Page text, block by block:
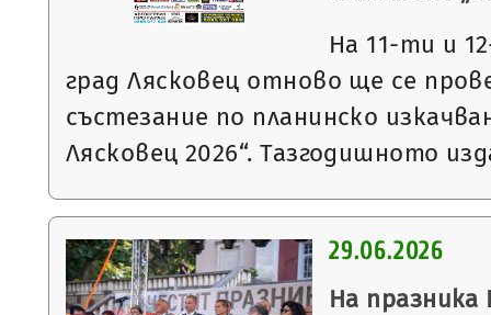
На 11-ти и
град Лясковец отново ще се
състезание по планинско
Лясковец 2026“. Тазгодишното
29.06.2026
На